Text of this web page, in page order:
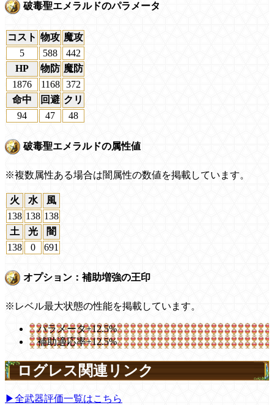
破毒聖エメラルドのパラメータ
コスト 物攻 魔攻
5
588
442
HP
物防 魔防
1876
1168
372
命中
回避 クリ
94
47 48
破毒聖エメラルドの属性値
※複数属性ある場合は闇属性の数値を掲載しています。
火 水
風
138 138 138
土
光
闇
138
0 691
オプション：補助増強の王印
※レベル最大状態の性能を掲載しています。
パラメータ+12.5%
補助適応率+12.5%
ログレス関連リンク
▶全武器評価一覧はこちら